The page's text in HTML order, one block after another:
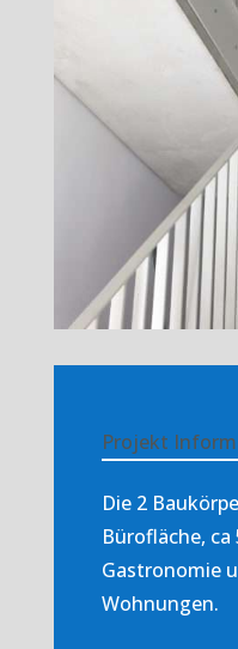
Projekt
Die 2
Bürofläche, ca
Gastronomie
Wohnungen.